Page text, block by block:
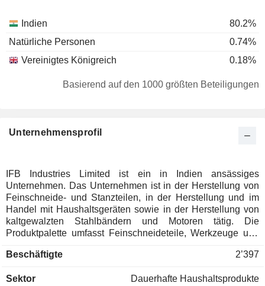
Indien
80.2%
Natürliche Personen
0.74%
Vereinigtes Königreich
0.18%
Basierend auf den 1000 größten Beteiligungen
Unternehmensprofil
IFB Industries Limited ist ein in Indien ansässiges
Unternehmen. Das Unternehmen ist in der Herstellung von
Feinschneide- und Stanzteilen, in der Herstellung und im
Handel mit Haushaltsgeräten sowie in der Herstellung von
kaltgewalzten Stahlbändern und Motoren tätig. Die
Produktpalette umfasst Feinschneideteile, Werkzeuge und
Abwickelvorrichtungen, Bandlader und andere. Die
Frontlader-Waschmaschinen, Toplader-Waschmaschinen,
Beschäftigte 2’397
Sektor Dauerhafte Haushaltsprodukte